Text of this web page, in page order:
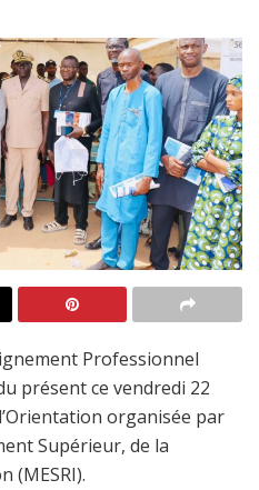
Professionnel
présent ce vendredi 22
organisée par
Supérieur, de la
(MESRI).